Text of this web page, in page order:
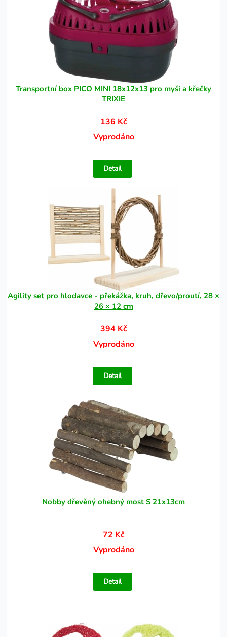
Transportní box PICO MINI 18x12x13 pro myši a křečky
TRIXIE
136 Kč
Vyprodáno
Detail
Agility set pro hlodavce - překážka, kruh, dřevo/proutí, 28 ×
26 × 12 cm
394 Kč
Vyprodáno
Detail
Nobby dřevěný ohebný most S 21x13cm
72 Kč
Vyprodáno
Detail